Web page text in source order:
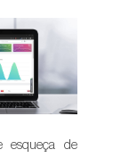
esqueça de